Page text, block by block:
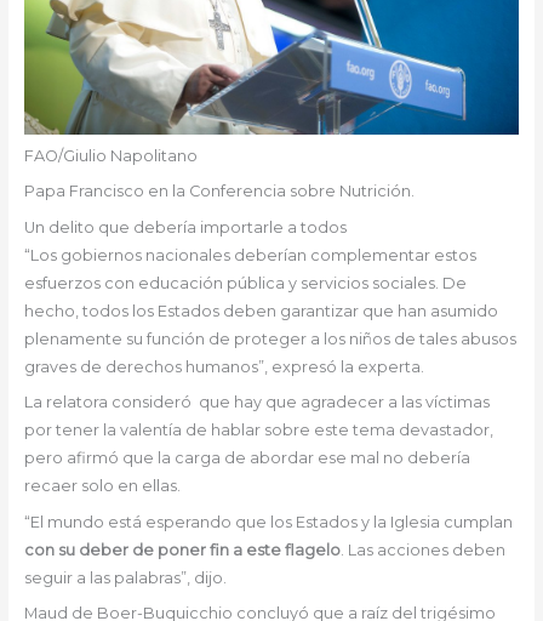
FAO/Giulio Napolitano
Papa Francisco en la Conferencia sobre Nutrición.
Un delito que debería importarle a todos
“Los gobiernos nacionales deberían complementar estos
esfuerzos con educación pública y servicios sociales. De
hecho, todos los Estados deben garantizar que han asumido
plenamente su función de proteger a los niños de tales abusos
graves de derechos humanos”, expresó la experta.
La relatora consideró que hay que agradecer a las víctimas
por tener la valentía de hablar sobre este tema devastador,
pero afirmó que la carga de abordar ese mal no debería
recaer solo en ellas.
“El mundo está esperando que los Estados y la Iglesia cumplan
con su deber de poner fin a este flagelo. Las acciones deben
seguir a las palabras”, dijo.
Maud de Boer-Buquicchio concluyó que a raíz del trigésimo